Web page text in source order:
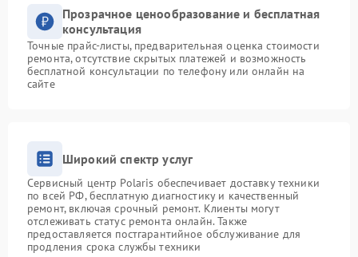
Прозрачное ценообразование и бесплатная
консультация
Точные прайс-листы, предварительная оценка стоимости
ремонта, отсутствие скрытых платежей и возможность
бесплатной консультации по телефону или онлайн на
сайте
Широкий спектр услуг
Сервисный центр Polaris обеспечивает доставку техники
по всей РФ, бесплатную диагностику и качественный
ремонт, включая срочный ремонт. Клиенты могут
отслеживать статус ремонта онлайн. Также
предоставляется постгарантийное обслуживание для
продления срока службы техники